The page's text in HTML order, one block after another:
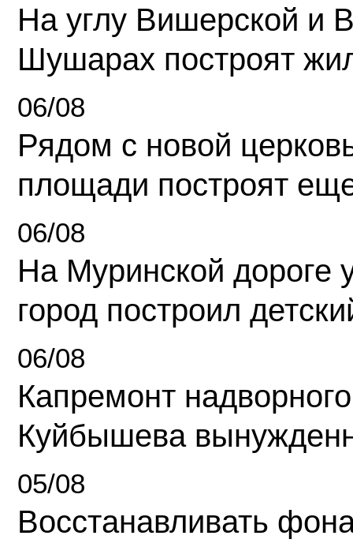
На углу Вишерской и
Шушарах построят
06/08
Рядом с новой
площади построят
06/08
На Муринской дороге
город построил
06/08
Капремонт
Куйбышева
05/08
Восстанавливать